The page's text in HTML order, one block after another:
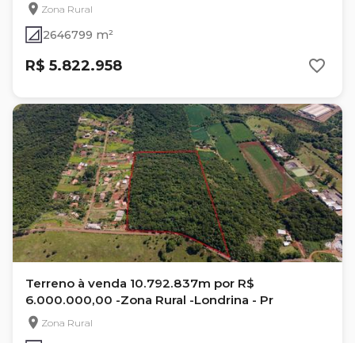
Zona Rural
2646799 m²
R$ 5.822.958
Terreno à venda 10.792.837m por R$
6.000.000,00 -Zona Rural -Londrina - Pr
Zona Rural